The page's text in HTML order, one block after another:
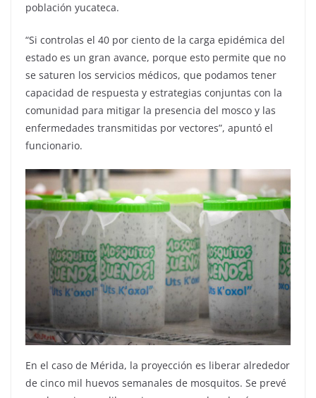
población yucateca.
“Si controlas el 40 por ciento de la carga epidémica del
estado es un gran avance, porque esto permite que no
se saturen los servicios médicos, que podamos tener
capacidad de respuesta y estrategias conjuntas con la
comunidad para mitigar la presencia del mosco y las
enfermedades transmitidas por vectores”, apuntó el
funcionario.
En el caso de Mérida, la proyección es liberar alrededor
de cinco mil huevos semanales de mosquitos. Se prevé